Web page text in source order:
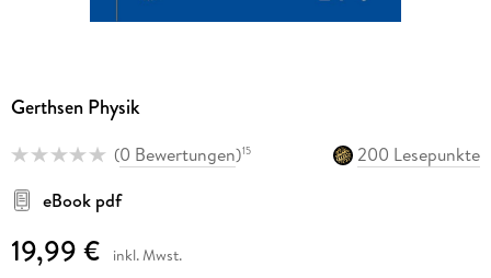
Gerthsen Physik
(0 Bewertungen)15
200 Lesepunkte
eBook pdf
19,99 € inkl. Mwst.